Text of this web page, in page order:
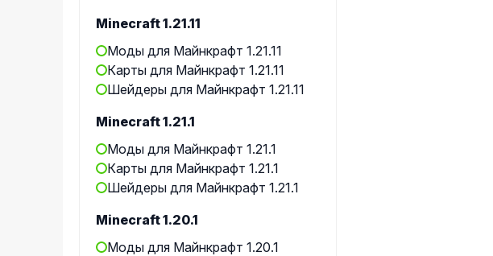
Minecraft 1.21.11
Моды для Майнкрафт 1.21.11
Карты для Майнкрафт 1.21.11
Шейдеры для Майнкрафт 1.21.11
Minecraft 1.21.1
Моды для Майнкрафт 1.21.1
Карты для Майнкрафт 1.21.1
Шейдеры для Майнкрафт 1.21.1
Minecraft 1.20.1
Моды для Майнкрафт 1.20.1